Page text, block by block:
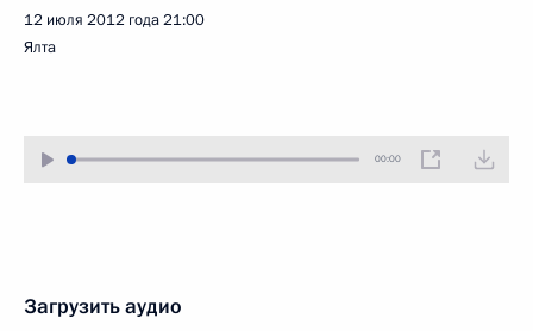
12 июля 2012 года21:00
Ялта
00:00
Загрузить аудио